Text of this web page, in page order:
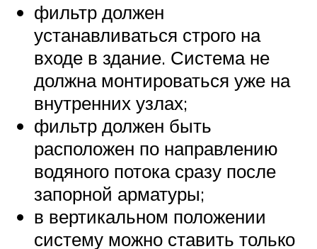
фильтр должен
устанавливаться строго на
входе в здание. Система не
должна монтироваться уже на
внутренних узлах;
фильтр должен быть
расположен по направлению
водяного потока сразу после
запорной арматуры;
в вертикальном положении
систему можно ставить только